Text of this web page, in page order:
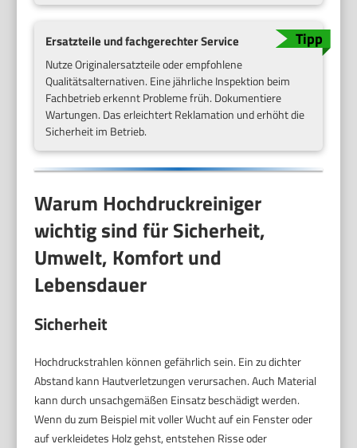
Ersatzteile und fachgerechter Service
Nutze Originalersatzteile oder empfohlene
Qualitätsalternativen. Eine jährliche Inspektion beim
Fachbetrieb erkennt Probleme früh. Dokumentiere
Wartungen. Das erleichtert Reklamation und erhöht die
Sicherheit im Betrieb.
Warum Hochdruckreiniger
wichtig sind für Sicherheit,
Umwelt, Komfort und
Lebensdauer
Sicherheit
Hochdruckstrahlen können gefährlich sein. Ein zu dichter
Abstand kann Hautverletzungen verursachen. Auch Material
kann durch unsachgemäßen Einsatz beschädigt werden.
Wenn du zum Beispiel mit voller Wucht auf ein Fenster oder
auf verkleidetes Holz gehst, entstehen Risse oder